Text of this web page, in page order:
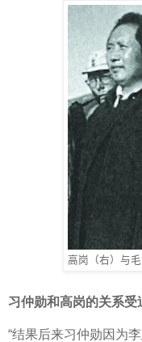
高岗（右）与
习仲勋和高岗的关系受
“结果后来习仲勋因为